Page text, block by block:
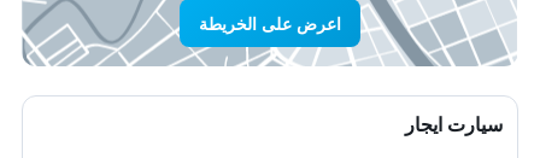
اعرض على الخريطة
سيارت ايجار